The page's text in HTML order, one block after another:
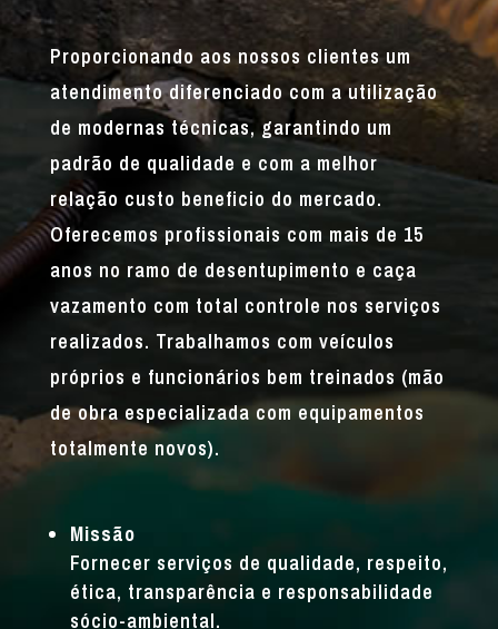
Proporcionando aos nossos clientes um
atendimento diferenciado com a utilização
de modernas técnicas, garantindo um
padrão de qualidade e com a melhor
relação custo beneficio do mercado.
Oferecemos profissionais com mais de 15
anos no ramo de desentupimento e caça
vazamento com total controle nos serviços
realizados. Trabalhamos com veículos
próprios e funcionários bem treinados (mão
de obra especializada com equipamentos
totalmente novos).
Missão
Fornecer serviços de qualidade, respeito,
ética, transparência e responsabilidade
sócio-ambiental.